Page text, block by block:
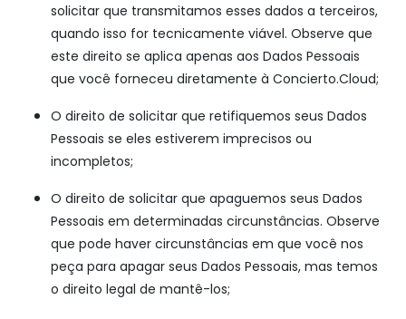
solicitar que transmitamos esses dados a terceiros,
quando isso for tecnicamente viável. Observe que
este direito se aplica apenas aos Dados Pessoais
que você forneceu diretamente à Concierto.Cloud;
O direito de solicitar que retifiquemos seus Dados
Pessoais se eles estiverem imprecisos ou
incompletos;
O direito de solicitar que apaguemos seus Dados
Pessoais em determinadas circunstâncias. Observe
que pode haver circunstâncias em que você nos
peça para apagar seus Dados Pessoais, mas temos
o direito legal de mantê-los;